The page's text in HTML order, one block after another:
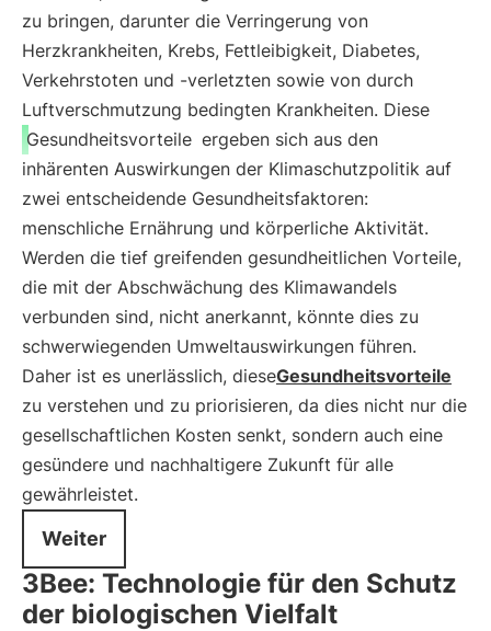
zu bringen, darunter die Verringerung von
Herzkrankheiten, Krebs, Fettleibigkeit, Diabetes,
Verkehrstoten und -verletzten sowie von durch
Luftverschmutzung bedingten Krankheiten. Diese
Gesundheitsvorteile ergeben sich aus den
inhärenten Auswirkungen der Klimaschutzpolitik auf
zwei entscheidende Gesundheitsfaktoren:
menschliche Ernährung und körperliche Aktivität.
Werden die tief greifenden gesundheitlichen Vorteile,
die mit der Abschwächung des Klimawandels
verbunden sind, nicht anerkannt, könnte dies zu
schwerwiegenden Umweltauswirkungen führen.
Daher ist es unerlässlich, dieseGesundheitsvorteile
zu verstehen und zu priorisieren, da dies nicht nur die
gesellschaftlichen Kosten senkt, sondern auch eine
gesündere und nachhaltigere Zukunft für alle
gewährleistet.
Weiter
3Bee: Technologie für den Schutz
der biologischen Vielfalt